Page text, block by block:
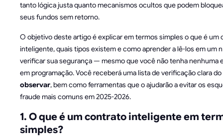
tanto lógica justa quanto mecanismos ocultos que podem
seus fundos sem retorno.
O objetivo deste artigo é explicar em termos simples o que é um
inteligente, quais tipos existem e como aprender a lê-los em um
verificar sua segurança — mesmo que você não tenha nenhuma
em programação. Você receberá uma lista de verificação clara do
observar, bem como ferramentas que o ajudarão a evitar os
fraude mais comuns em 2025-2026.
1. O que é um contrato inteligente em
simples?